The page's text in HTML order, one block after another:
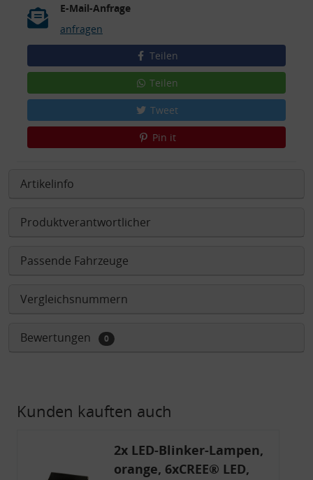
E-Mail-Anfrage
anfragen
Teilen
Teilen
Tweet
Pin it
Artikelinfo
Produktverantwortlicher
Passende Fahrzeuge
Vergleichsnummern
Bewertungen 0
Kunden kauften auch
2x LED-Blinker-Lampen,
orange, 6xCREE® LED,